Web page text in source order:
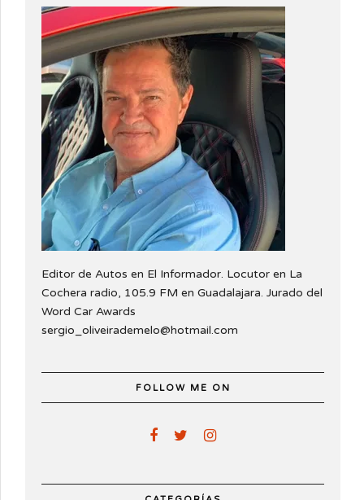
Editor de Autos en El Informador. Locutor en La
Cochera radio, 105.9 FM en Guadalajara. Jurado del
Word Car Awards
sergio_oliveirademelo@hotmail.com
FOLLOW ME ON